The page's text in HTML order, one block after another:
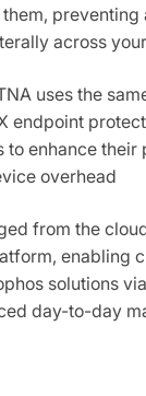
across
uses the
endpoint
to enhance
overhead
from the
enabling
solutions
day-to-day